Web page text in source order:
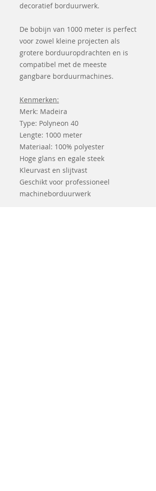
decoratief borduurwerk.
De bobijn van 1000 meter is perfect
voor zowel kleine projecten als
grotere borduuropdrachten en is
compatibel met de meeste
gangbare borduurmachines.
Kenmerken:
Merk: Madeira
Type: Polyneon 40
Lengte: 1000 meter
Materiaal: 100% polyester
Hoge glans en egale steek
Kleurvast en slijtvast
Geschikt voor professioneel
machineborduurwerk